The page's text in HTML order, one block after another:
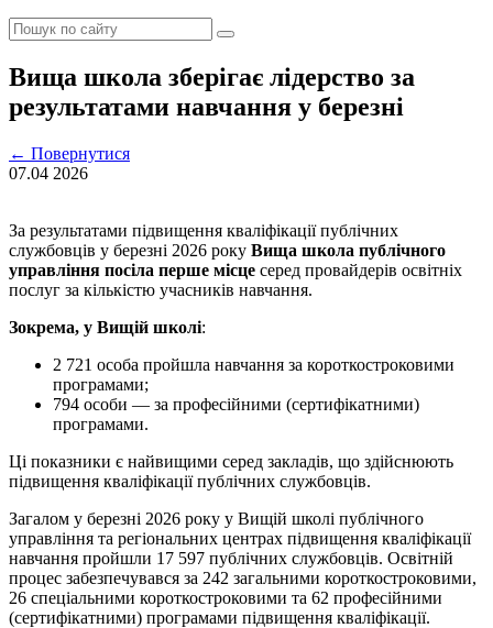
Вища школа зберігає лідерство за
результатами навчання у березні
← Повернутися
07.04 2026
За результатами підвищення кваліфікації публічних
службовців у березні 2026 року Вища школа публічного
управління посіла перше місце серед провайдерів освітніх
послуг за кількістю учасників навчання.
Зокрема, у Вищій школі:
2 721 особа пройшла навчання за короткостроковими
програмами;
⁠794 особи — за професійними (сертифікатними)
програмами.
Ці показники є найвищими серед закладів, що здійснюють
підвищення кваліфікації публічних службовців.
Загалом у березні 2026 року у Вищій школі публічного
управління та регіональних центрах підвищення кваліфікації
навчання пройшли 17 597 публічних службовців. Освітній
процес забезпечувався за 242 загальними короткостроковими,
26 спеціальними короткостроковими та 62 професійними
(сертифікатними) програмами підвищення кваліфікації.